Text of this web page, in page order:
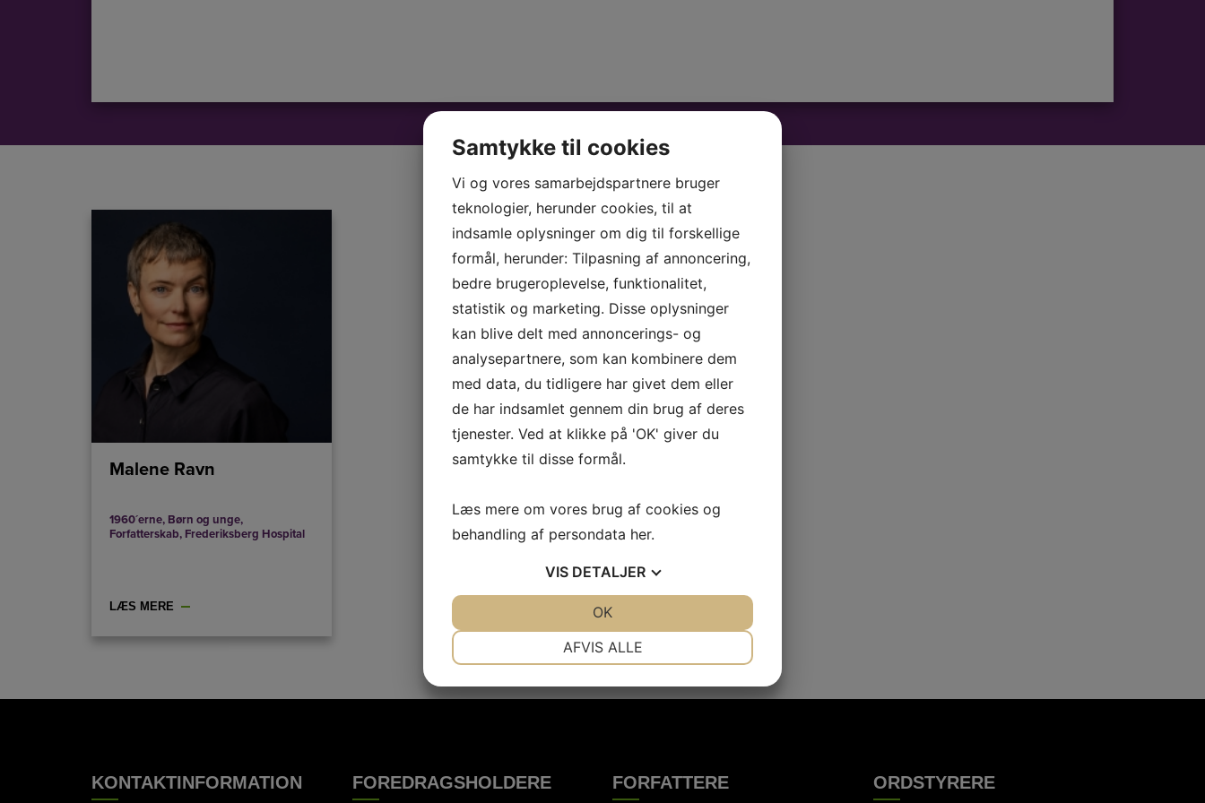
Malene Ravn
1960´erne, Børn og unge,
Forfatterskab, Frederiksberg Hospital
LÆS MERE
KONTAKTINFORMATION FOREDRAGSHOLDERE FORFATTERE ORDSTYRERE
Samtykke til cookies
Vi og vores samarbejdspartnere bruger
teknologier, herunder cookies, til at
indsamle oplysninger om dig til forskellige
formål, herunder: Tilpasning af annoncering,
bedre brugeroplevelse, funktionalitet,
statistik og marketing. Disse oplysninger
kan blive delt med annoncerings- og
analysepartnere, som kan kombinere dem
med data, du tidligere har givet dem eller
de har indsamlet gennem din brug af deres
tjenester. Ved at klikke på 'OK' giver du
samtykke til disse formål.
Læs mere om vores brug af cookies og
behandling af persondata her.
VIS DETALJER
MARKETING STATISTIK
AFVIS ALLE
OK